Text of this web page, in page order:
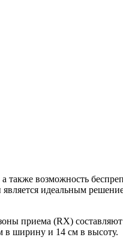
также возможность
идеальным
приема (RX)
в ширину и 14 см в высоту.